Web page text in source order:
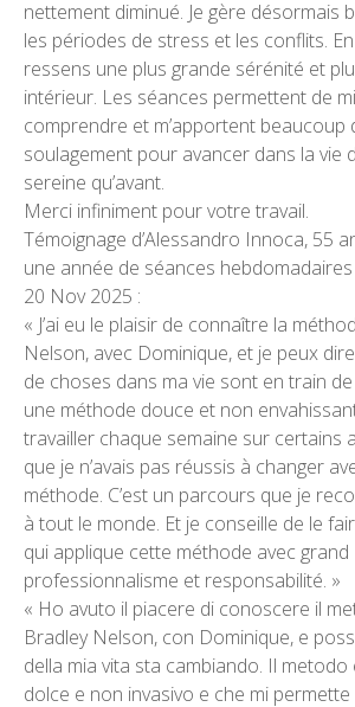
nettement diminué. Je gère désormais
les périodes de stress et les conflits.
ressens une plus grande sérénité et
intérieur. Les séances permettent de
comprendre et m’apportent beaucoup
soulagement pour avancer dans la vie
sereine qu’avant.
Merci infiniment pour votre travail.
Témoignage d’Alessandro Innoca, 55
une année de séances
20 Nov 2025 :
« J’ai eu le plaisir de connaître la
Nelson, avec Dominique, et je peux
de choses dans ma vie sont en train de
une méthode douce et non
travailler chaque semaine sur certains
que je n’avais pas réussis à changer
méthode. C’est un parcours que je
à tout le monde. Et je conseille de le
qui applique cette méthode avec grand
professionnalisme et responsabilité. »
« Ho avuto il piacere di conoscere il
Bradley Nelson, con Dominique, e
della mia vita sta cambiando. Il
dolce e non invasivo e che mi